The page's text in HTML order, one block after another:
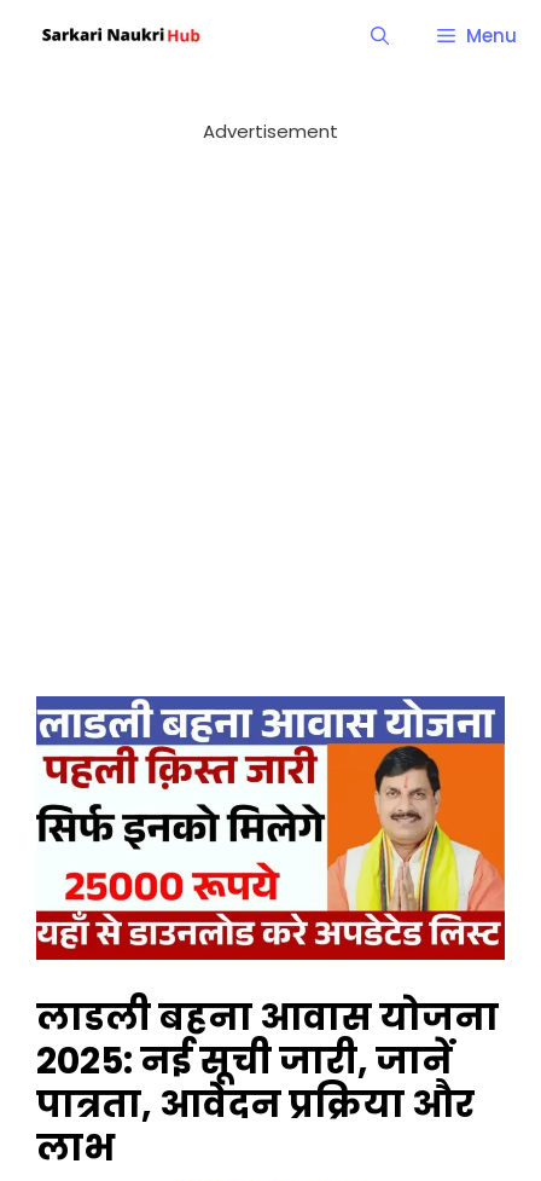
Menu
Advertisement
लाडली बहना आवास योजना
2025: नई सूची जारी, जानें
पात्रता, आवेदन प्रक्रिया और
लाभ